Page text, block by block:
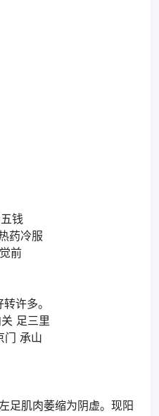
钱
药冷服
前
许多。
足三里
门 承山
足肌肉萎缩为阴虚。现阳